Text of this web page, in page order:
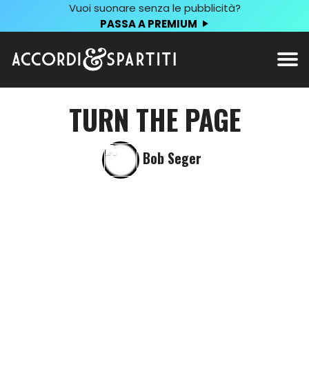
Vuoi suonare senza le pubblicità?
PASSA A PREMIUM
TURN THE PAGE
Bob Seger